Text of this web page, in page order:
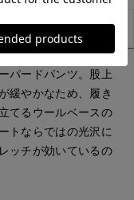
パードパンツ。股上
緩やかなため、履き
てるウールベースの
トならではの光沢に
ッチが効いているの